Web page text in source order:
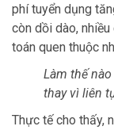
phí tuyển dụng
còn dồi dào,
toán quen thuộc
Làm thế
thay vì liên
Thực tế cho thấy,